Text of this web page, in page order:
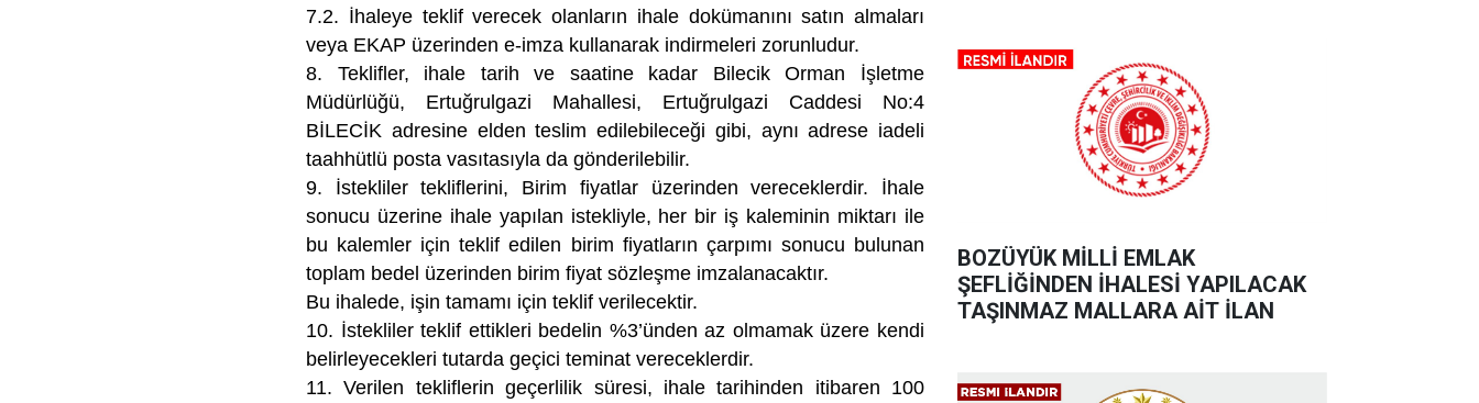
7.2. İhaleye teklif verecek olanların ihale dokümanını satın almaları
veya EKAP üzerinden e-imza kullanarak indirmeleri zorunludur.
8. Teklifler, ihale tarih ve saatine kadar Bilecik Orman İşletme
Müdürlüğü, Ertuğrulgazi Mahallesi, Ertuğrulgazi Caddesi No:4
BİLECİK adresine elden teslim edilebileceği gibi, aynı adrese iadeli
taahhütlü posta vasıtasıyla da gönderilebilir.
9. İstekliler tekliflerini, Birim fiyatlar üzerinden vereceklerdir. İhale
sonucu üzerine ihale yapılan istekliyle, her bir iş kaleminin miktarı ile
bu kalemler için teklif edilen birim fiyatların çarpımı sonucu bulunan
toplam bedel üzerinden birim fiyat sözleşme imzalanacaktır.
Bu ihalede, işin tamamı için teklif verilecektir.
10. İstekliler teklif ettikleri bedelin %3’ünden az olmamak üzere kendi
belirleyecekleri tutarda geçici teminat vereceklerdir.
11. Verilen tekliflerin geçerlilik süresi, ihale tarihinden itibaren 100
BOZÜYÜK MİLLİ EMLAK
ŞEFLİĞİNDEN İHALESİ YAPILACAK
TAŞINMAZ MALLARA AİT İLAN